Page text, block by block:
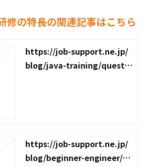
修の特長の関連記事はこちら
https://job-support.ne.jp/
blog/java-training/questio
https://job-support.ne.jp/
blog/beginner-engineer/tr